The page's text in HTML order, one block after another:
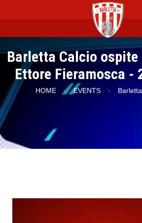
Barletta Calcio ospite
Ettore Fieramosca -
HOME · EVENTS ·